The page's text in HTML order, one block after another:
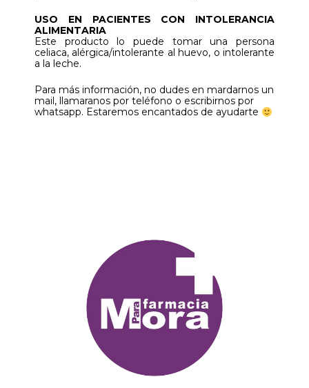
USO EN PACIENTES CON INTOLERANCIA
ALIMENTARIA
Este producto lo puede tomar una persona
celiaca, alérgica/intolerante al huevo, o intolerante
a la leche.
Para más información, no dudes en mardarnos un
mail, llamaranos por teléfono o escribirnos por
whatsapp. Estaremos encantados de ayudarte